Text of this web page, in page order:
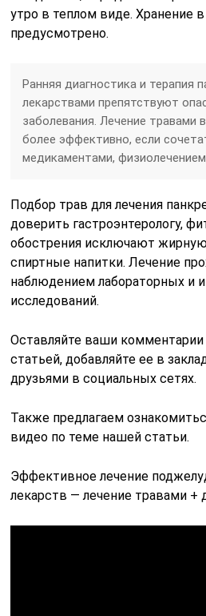
утро в теплом виде. Хранение
предусмотрено.
Ранняя диагностика и терапия
лекарствами препятствуют
заболевания. Лечение травами
более эффективно, если
медикаментами,
Подбор трав для лечения
доверить гастроэнтерологу,
обострения исключают
спиртные напитки. Лечение
наблюдением лабораторных и
исследований.
Оставляйте ваши комментарии
статьей, добавляйте ее в
друзьями в социальных сетях.
Также предлагаем
видео по теме нашей статьи.
Эффективное лечение
лекарств — лечение травами +